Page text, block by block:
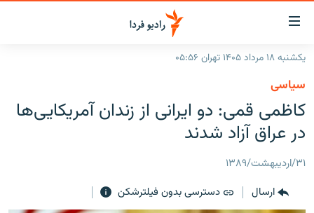
لینک‌های
قابلیت
دسترسی
بازگشت
به
اصلی
رفتن
به
صفحه
جستجو
ایران
برنامه‌های رادیویی
پادکست
چندرسانه‌ای
یکشنبه ۱۸ مرداد ۱۴۰۵ تهران ۰۵:۵۶
سیاسی
کاظمی قمی: دو ايرانی از زندان آمريکايی‌ها
در عراق آزاد شدند
۳۱/اردیبهشت/۱۳۸۹
ارسال
دسترسی بدون فیلترشکن